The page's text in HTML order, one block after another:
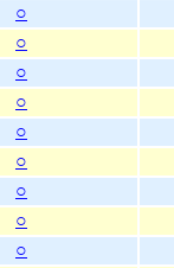
○
○
○
○
○
○
○
○
○